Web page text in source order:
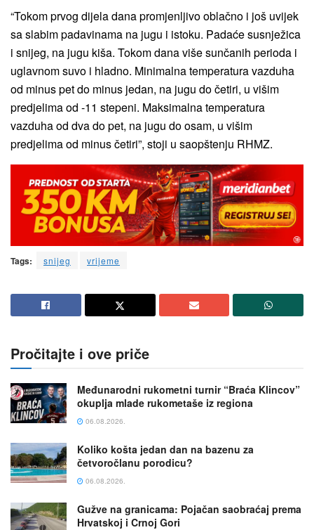
“Tokom prvog dijela dana promjenljivo oblačno i još uvijek
sa slabim padavinama na jugu i istoku. Padaće susnježica
i snijeg, na jugu kiša. Tokom dana više sunčanih perioda i
uglavnom suvo i hladno. Minimalna temperatura vazduha
od minus pet do minus jedan, na jugu do četiri, u višim
predjelima od -11 stepeni. Maksimalna temperatura
vazduha od dva do pet, na jugu do osam, u višim
predjelima od minus četiri”, stoji u saopštenju RHMZ.
Tags: snijeg vrijeme
Pročitajte i ove priče
Međunarodni rukometni turnir “Braća Klincov”
okuplja mlade rukometaše iz regiona
06.08.2026.
Koliko košta jedan dan na bazenu za
četvoročlanu porodicu?
06.08.2026.
Gužve na granicama: Pojačan saobraćaj prema
Hrvatskoj i Crnoj Gori